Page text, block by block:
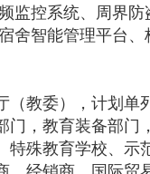
监控系统、周界
舍智能管理平台
教委），计划单
，教育装备部门
殊教育学校、示